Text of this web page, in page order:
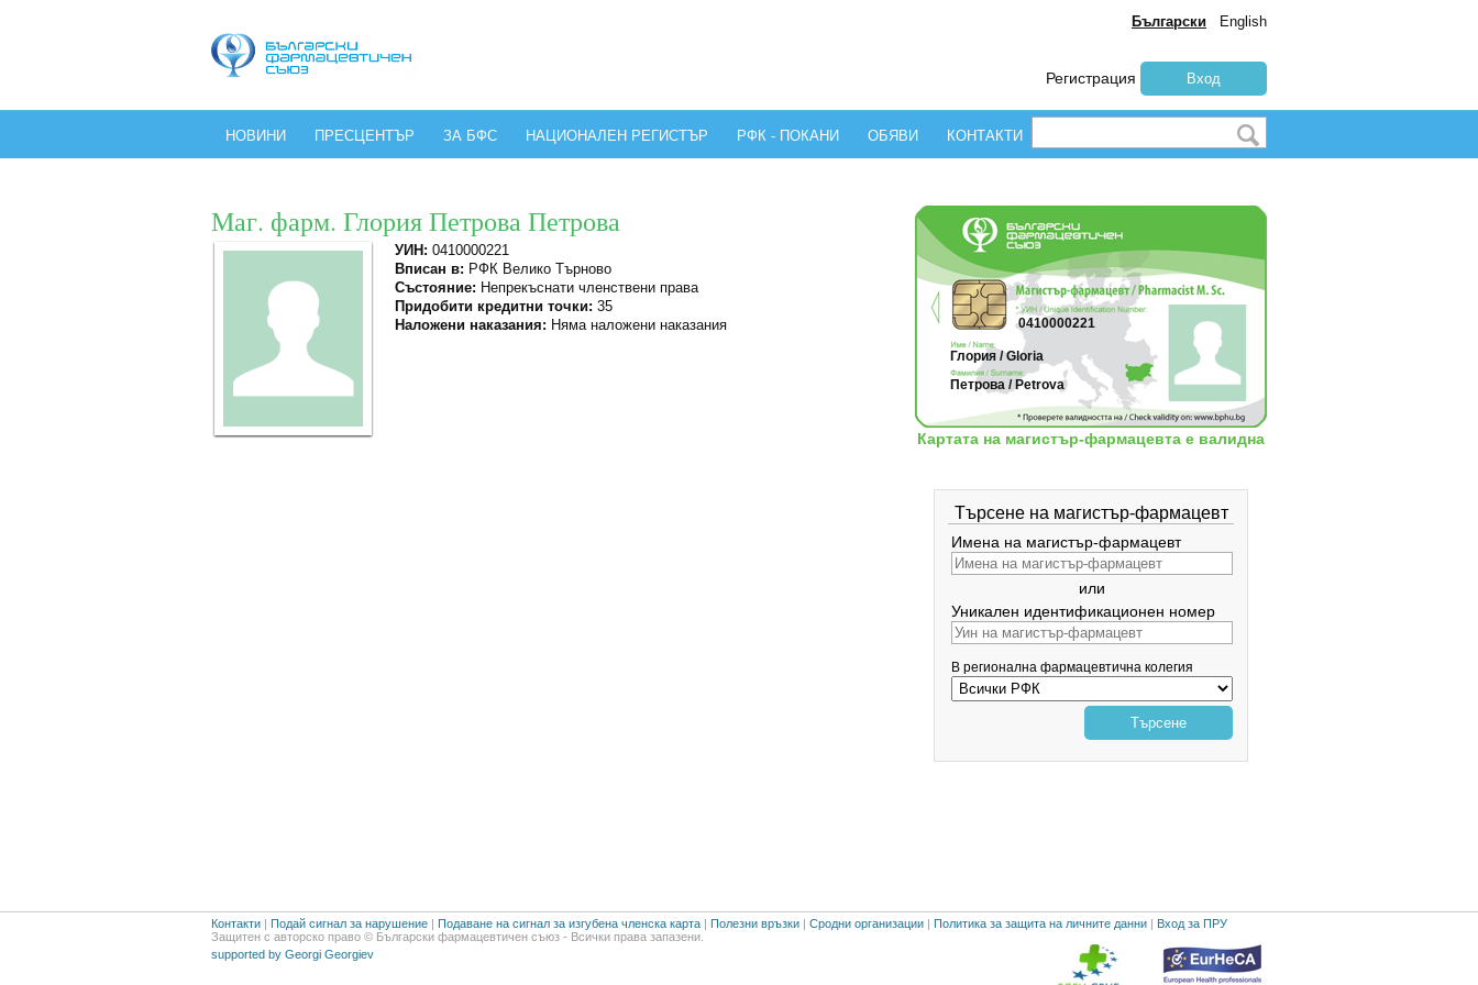
Български English
Регистрация Вход
НОВИНИ ПРЕСЦЕНТЪР ЗА БФС НАЦИОНАЛЕН РЕГИСТЪР РФК - ПОКАНИ ОБЯВИ КОНТАКТИ
Маг. фарм. Глория Петрова Петрова
УИН: 0410000221
Вписан в: РФК Велико Търново
Състояние: Непрекъснати членствени права
Придобити кредитни точки: 35
Наложени наказания: Няма наложени наказания 0410000221
Глория / Gloria
Петрова / Petrova
Картата на магистър-фармацевта е валидна
Търсене на магистър-фармацевт
Имена на магистър-фармацевт
или
Уникален идентификационен номер
В регионална фармацевтична колегия
Търсене
Контакти | Подай сигнал за нарушение | Подаване на сигнал за изгубена членска карта | Полезни връзки | Сродни организации | Политика за защита на личните данни | Вход за ПРУ
Защитен с авторско право © Български фармацевтичен съюз - Всички права запазени.
supported by Georgi Georgiev